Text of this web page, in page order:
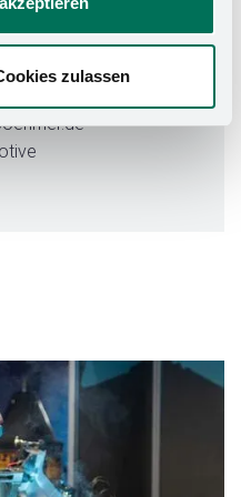
zulassen
49152 Bad Essen,